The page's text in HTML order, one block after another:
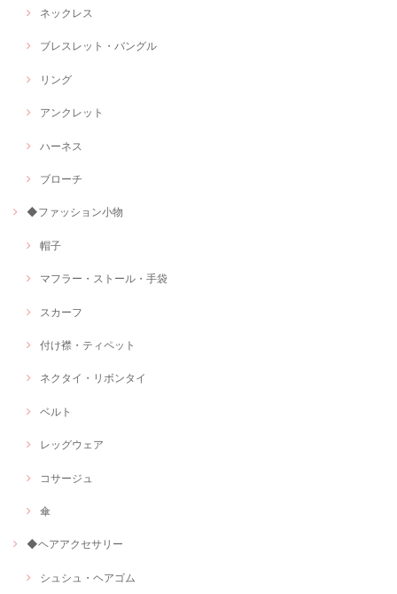
ネックレス
ブレスレット・バングル
リング
アンクレット
ハーネス
ブローチ
◆ファッション小物
帽子
マフラー・ストール・手袋
スカーフ
付け襟・ティペット
ネクタイ・リボンタイ
ベルト
レッグウェア
コサージュ
傘
◆ヘアアクセサリー
シュシュ・ヘアゴム